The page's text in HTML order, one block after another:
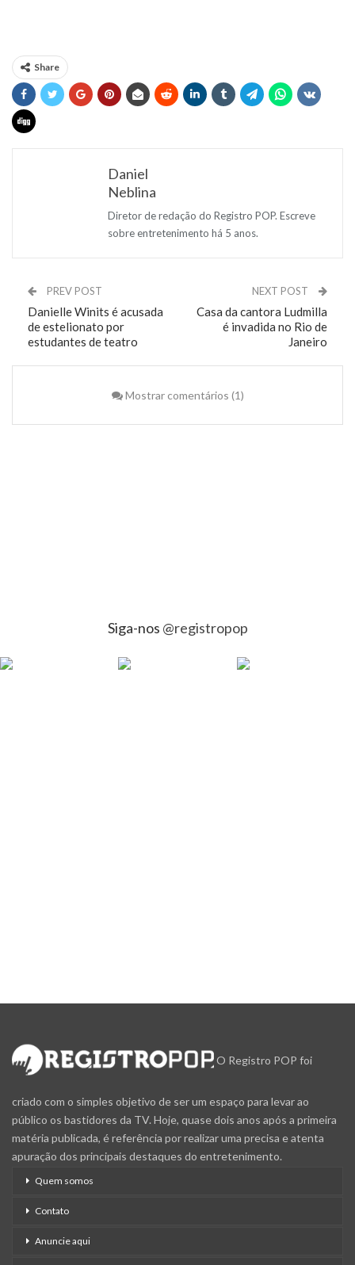
Share
Daniel
Neblina
Diretor de redação do Registro POP. Escreve
sobre entretenimento há 5 anos.
PREV POST
Danielle Winits é acusada
de estelionato por
estudantes de teatro
NEXT POST
Casa da cantora Ludmilla
é invadida no Rio de
Janeiro
Mostrar comentários (1)
Siga-nos @registropop
O Registro POP foi
criado com o simples objetivo de ser um espaço para levar ao
público os bastidores da TV. Hoje, quase dois anos após a primeira
matéria publicada, é referência por realizar uma precisa e atenta
apuração dos principais destaques do entretenimento.
Quem somos
Contato
Anuncie aqui